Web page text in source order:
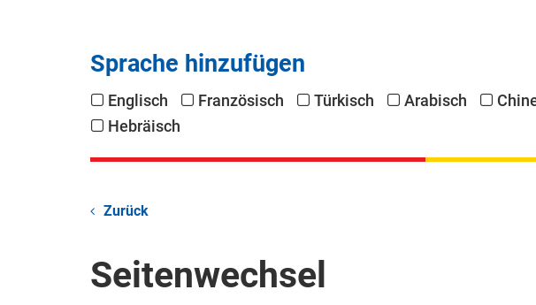
Sprache hinzufügen
Englisch Französisch Türkisch Arabisch
Hebräisch
Zurück
Seitenwechsel